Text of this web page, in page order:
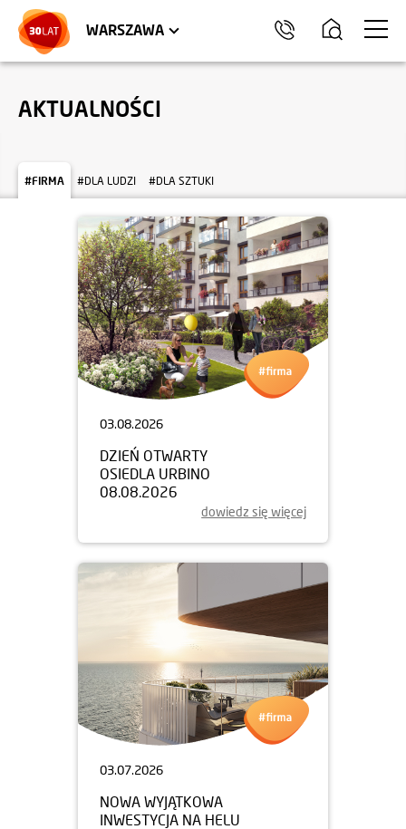
WARSZAWA
HEL
AKTUALNOŚCI
#FIRMA #DLA LUDZI #DLA SZTUKI
03.08.2026
DZIEŃ OTWARTY
OSIEDLA URBINO
08.08.2026
dowiedz się więcej
03.07.2026
NOWA WYJĄTKOWA
INWESTYCJA NA HELU